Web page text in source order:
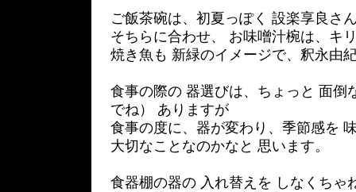
ご飯茶碗は、初夏っぽく 設楽享良さ
そちらに合わせ、 お味噌汁椀は、キ
焼き魚も 新緑のイメージで、釈永由
食事の際の 器選びは、ちょっと 面倒
でね） ありますが
食事の度に、器が変わり、季節感を
大切なことなのかなと 思います。
食器棚の器の 入れ替えを しなくちゃ